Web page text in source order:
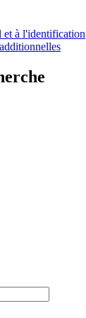
et à l'identification